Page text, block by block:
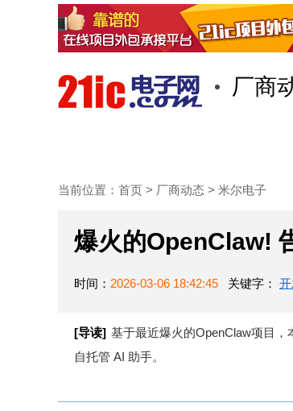
厂商
当前位置： 首页 > 厂商动态 > 米尔电子
爆火的OpenClaw!
时间： 2026-03-06 18:42:45 关键字：
[导读] 基于最近爆火的OpenClaw项目
自托管 AI 助手。